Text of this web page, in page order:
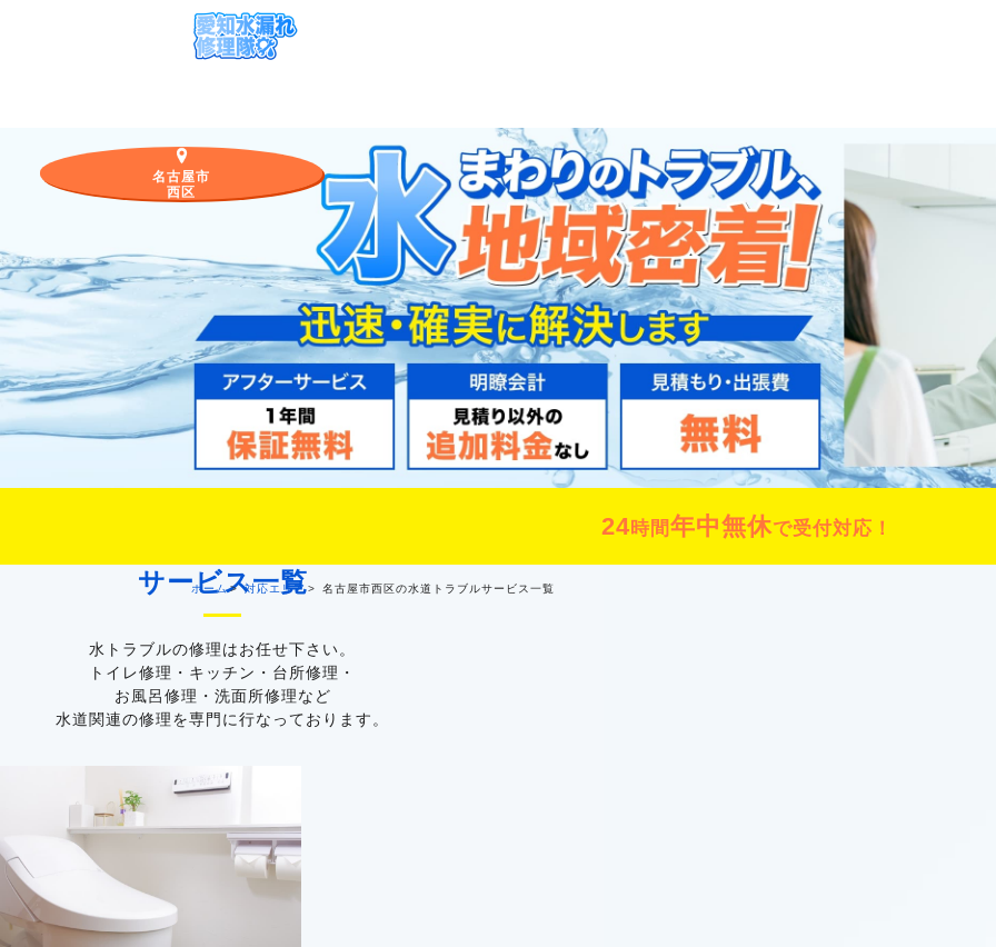
HOMEサービス対応エリア
ご利用の流れ事例一覧
作業実績・お客様の声一覧
よくある質問
名古屋市
西区
24時間年中無休で受付対応！
ホーム 対応エリア 名古屋市西区の水道トラブルサービス一覧
サービス一覧
水トラブルの修理はお任せ下さい。
トイレ修理・キッチン・台所修理・
お風呂修理・洗面所修理など
水道関連の修理を専門に行なっております。